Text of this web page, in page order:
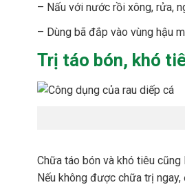
– Nấu với nước rồi xông, rửa,
– Dùng bã đắp vào vùng hậu
Trị táo bón, khó
Chữa táo bón và khó tiêu
Nếu không được chữa trị